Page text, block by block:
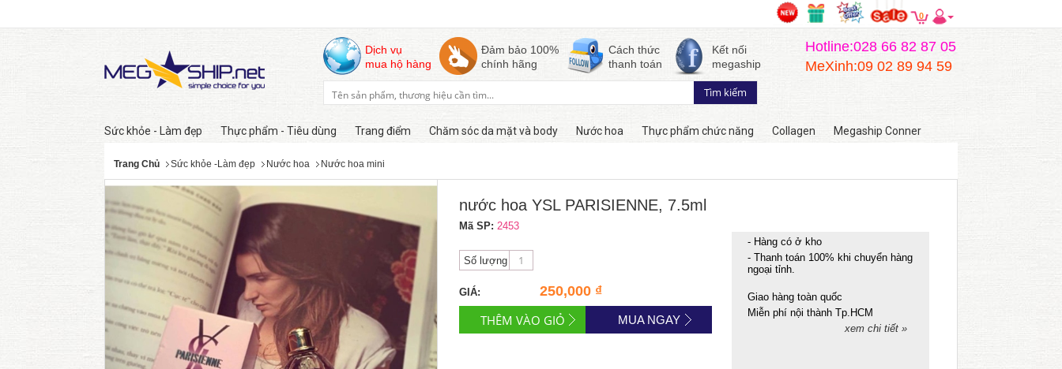
0
Dịch vụ
mua hộ hàng
Đảm bảo 100%
chính hãng
Cách thức
thanh toán
Kết nối
megaship
Hotline:028 66 82 87 05
MeXinh:09 02 89 94 59
Sức khỏe - Làm đẹp Thực phẩm - Tiêu dùng Trang điểm Chăm sóc da mặt và body Nước hoa Thực phẩm chức năng Collagen Megaship Conner
Trang Chủ Sức khỏe -Làm đẹp Nước hoa Nước hoa mini
Còn hàng
nước hoa YSL PARISIENNE, 7.5ml
Mã SP: 2453
Số lượng
GIÁ: 250,000 ₫
MUA NGAY
- Hàng có ở kho
- Thanh toán 100% khi chuyển hàng
ngoại tỉnh.
Giao hàng toàn quốc
Miễn phí nội thành Tp.HCM
xem chi tiết »